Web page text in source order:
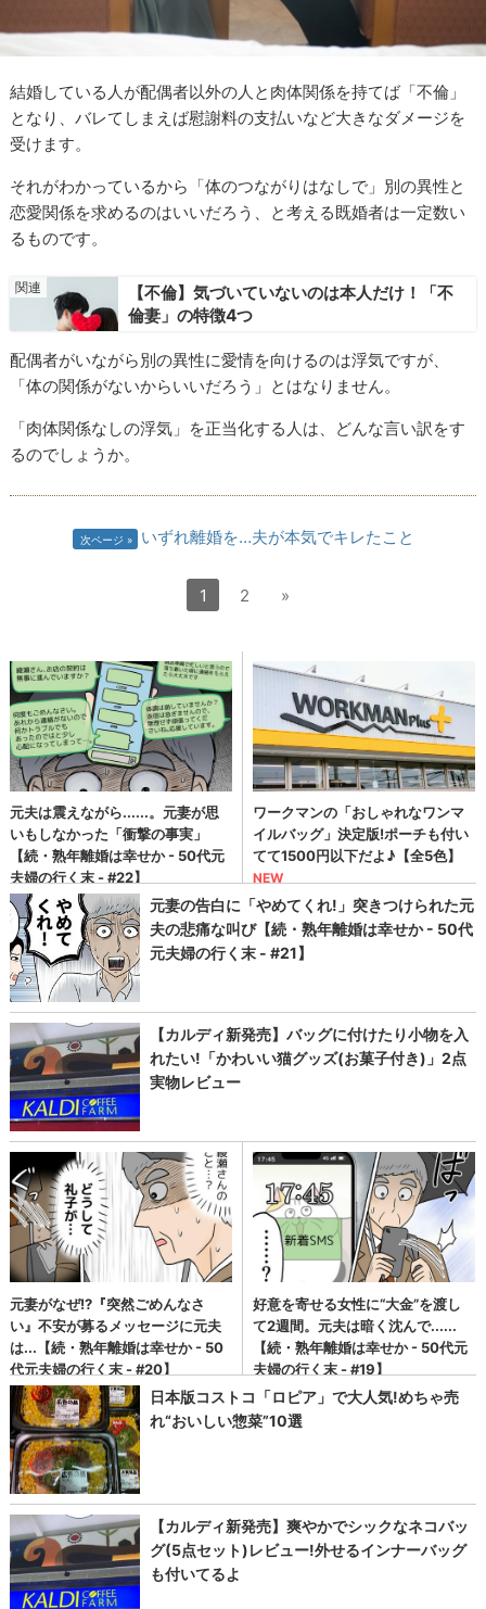
結婚している人が配偶者以外の人と肉体関係を持てば「不倫」
となり、バレてしまえば慰謝料の支払いなど大きなダメージを
受けます。
それがわかっているから「体のつながりはなしで」別の異性と
恋愛関係を求めるのはいいだろう、と考える既婚者は一定数い
るものです。
【不倫】気づいていないのは本人だけ！「不
倫妻」の特徴4つ
配偶者がいながら別の異性に愛情を向けるのは浮気ですが、
「体の関係がないからいいだろう」とはなりません。
「肉体関係なしの浮気」を正当化する人は、どんな言い訳をす
るのでしょうか。
次ページ いずれ離婚を…夫が本気でキレたこと
1 2 »